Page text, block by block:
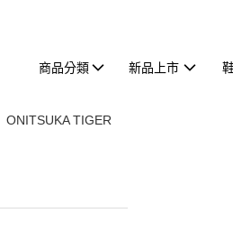
商品分類 新品上市
ONITSUKA TIGER